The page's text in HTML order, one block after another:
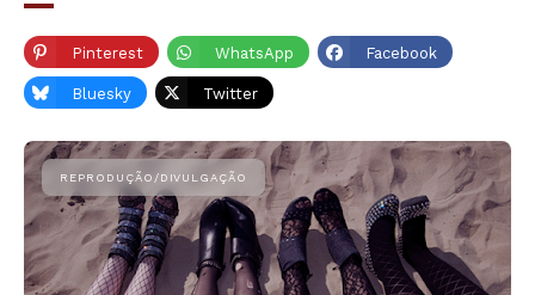
Pinterest WhatsApp Facebook
Bluesky Twitter